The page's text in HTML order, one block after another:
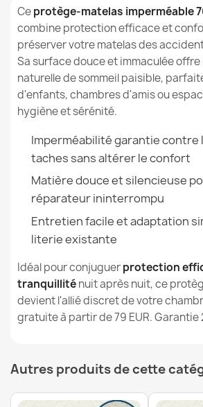
Protège Matelas Imperméable -
14,99 €
Protège Matelas Imperméable -
10,99 €
Protège Matelas Imperméable -
12,99 €
Références spécifiques
EAN13
MPN 2198
Ceprotège-matelas imperméable
combine protection efficace et
préserver votre matelas des
Sa surface douce et immaculée
naturelle de sommeil paisible,
d'enfants, chambres d'amis ou
hygiène et sérénité.
Imperméabilité garantie contre
taches sans altérer le confort
Matière douce et silencieuse
réparateur ininterrompu
Entretien facile et adaptation
literie existante
Idéal pour conjuguerprotection
tranquilliténuit après nuit, ce
devient l'allié discret de votre
gratuite à partir de 79 EUR. Garantie
Autres produits de cette